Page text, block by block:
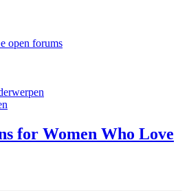
open forums
for Women Who Love